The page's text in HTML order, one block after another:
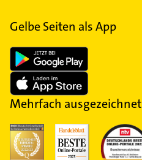
Gelbe Seiten als App
Mehrfach ausgezeichnet